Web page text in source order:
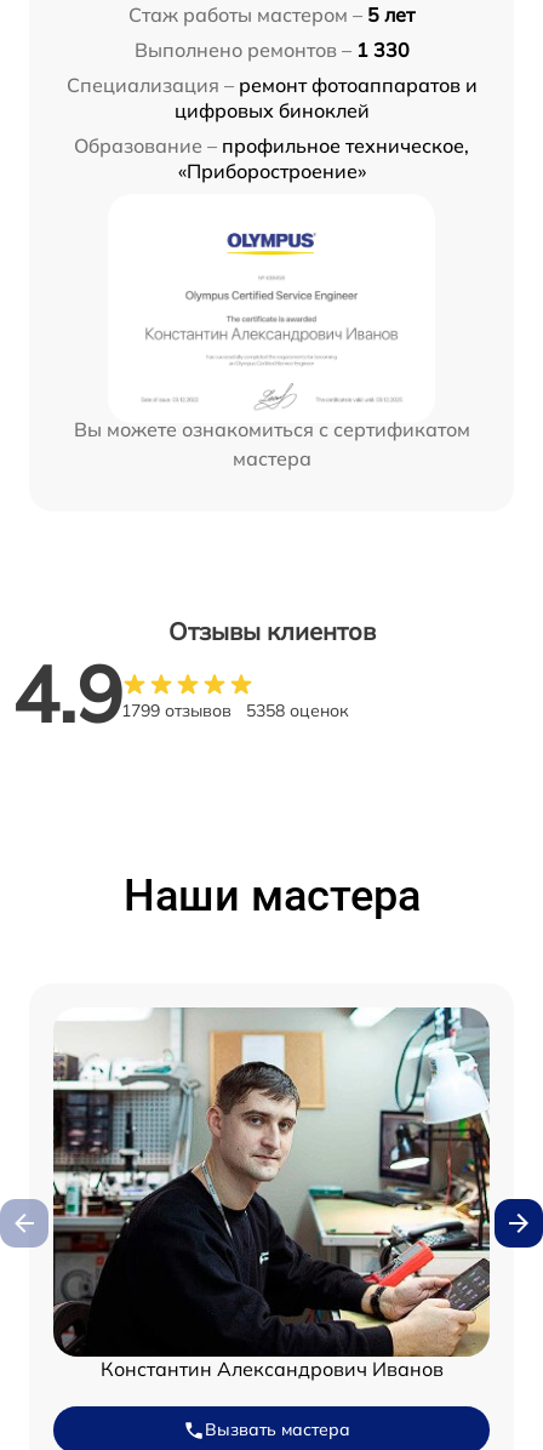
Стаж работы мастером – 5 лет
Выполнено ремонтов – 1 330
Специализация – ремонт фотоаппаратов и
цифровых биноклей
Образование – профильное техническое,
«Приборостроение»
Вы можете ознакомиться с сертификатом
мастера
Отзывы клиентов
4.91799 отзывов 5358 оценок
Наши мастера
Константин Александрович Иванов
Вызвать мастера